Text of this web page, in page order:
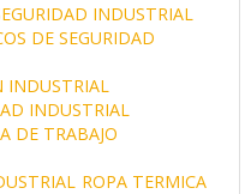
INDUSTRIAL
DE SEGURIDAD
INDUSTRIAL
INDUSTRIAL
DE TRABAJO
ROPA TERMICA